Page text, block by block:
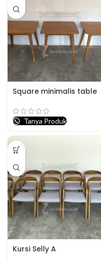
Square minimalis table
Tanya Produk
Kursi Selly A